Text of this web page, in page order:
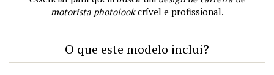
motorista photolookcrível e profissional.
O que este modelo inclui?